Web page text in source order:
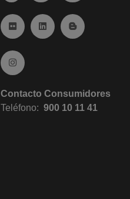
Ir a Flickr (abre en ventana
Ir a Linkedin (abre en
Ir al Blog
Ir a Instagram (abre en
Contacto Consumidores
Teléfono:900 10 11 41